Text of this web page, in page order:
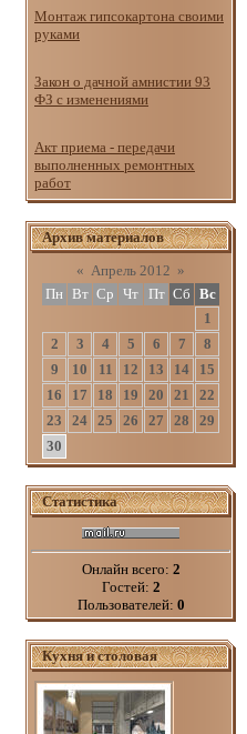
Монтаж гипсокартона своими
руками
Закон о дачной амнистии 93
ФЗ с изменениями
Акт приема - передачи
выполненных ремонтных
работ
Архив материалов
« Апрель 2012 »
Пн Вт Ср Чт Пт Сб Вс
1
2
3 4 5 6 7
8
9
10 11 12 13 14
15
16
17 18 19 20 21
22
23
24 25 26 27 28
29
30
Статистика
Онлайн всего: 2
Гостей: 2
Пользователей: 0
Кухня и столовая